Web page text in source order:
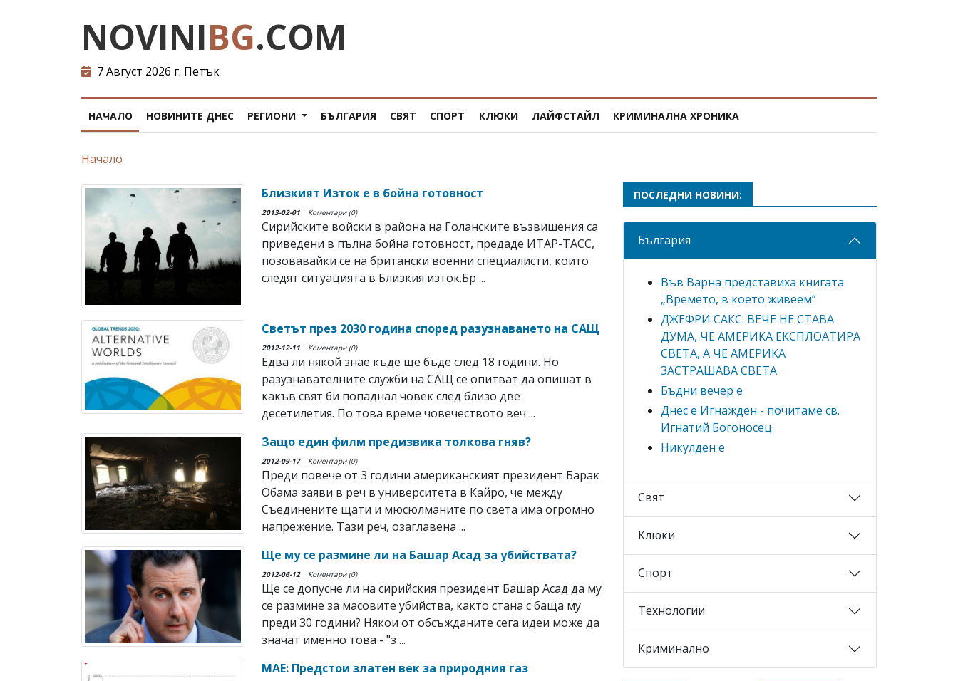
NOVINIBG.COM
7 Август 2026 г. Петък
НАЧАЛО НОВИНИТЕ ДНЕС РЕГИОНИ БЪЛГАРИЯ СВЯТ СПОРТ КЛЮКИ ЛАЙФСТАЙЛ КРИМИНАЛНА ХРОНИКА
Начало
Близкият Изток е в бойна готовност
2013-02-01 | Коментари (0)
Сирийските войски в района на Голанските възвишения са
приведени в пълна бойна готовност, предаде ИТАР-ТАСС,
позовавайки се на британски военни специалисти, които
следят ситуацията в Близкия изток.Бр ...
Светът през 2030 година според разузнаването на САЩ
2012-12-11 | Коментари (0)
Едва ли някой знае къде ще бъде след 18 години. Но
разузнавателните служби на САЩ се опитват да опишат в
какъв свят би попаднал човек след близо две
десетилетия. По това време човечеството веч ...
Защо един филм предизвика толкова гняв?
2012-09-17| Коментари (0)
Преди повече от 3 години американският президент Барак
Обама заяви в реч в университета в Кайро, че между
Съединените щати и мюсюлманите по света има огромно
напрежение. Тази реч, озаглавена ...
Ще му се размине ли на Башар Асад за убийствата?
2012-06-12| Коментари (0)
Ще се допусне ли на сирийския президент Башар Асад да му
се размине за масовите убийства, както стана с баща му
преди 30 години? Някои от обсъжданите сега идеи може да
значат именно това - "з ...
МАЕ: Предстои златен век за природния газ
ПОСЛЕДНИ НОВИНИ:
България
Във Варна представиха книгата
„Времето, в което живеем“
ДЖЕФРИ САКС: ВЕЧЕ НЕ СТАВА
ДУМА, ЧЕ АМЕРИКА ЕКСПЛОАТИРА
СВЕТА, А ЧЕ АМЕРИКА
ЗАСТРАШАВА СВЕТА
Бъдни вечер е
Днес е Игнажден - почитаме св.
Игнатий Богоносец
Никулден е
Свят
Клюки
Спорт
Технологии
Криминално